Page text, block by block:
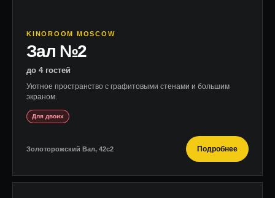
KINOROOM MOSCOW
Зал №2
до 4 гостей
Уютное пространство с графитовыми стенами и большим
экраном.
Для двоих
Золоторожский Вал, 42с2 Подробнее